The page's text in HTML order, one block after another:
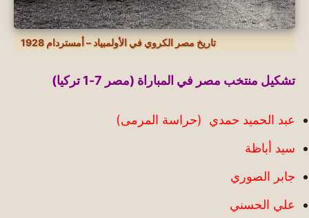
تاريخ مصر الكروي في الأولمبياد – أمستردام 1928
تشكيل منتخب مصر في المباراة (مصر 7-1 تركيا)
عبد الحميد حمدي (حراسة المرمى)
سيد أباظة
جابر الصوري
علي الحسني